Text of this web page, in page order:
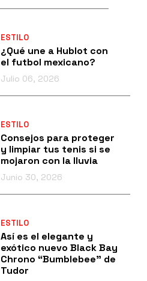
ESTILO
¿Qué une a Hublot con
el futbol mexicano?
Julio 06, 2026
ESTILO
Consejos para proteger
y limpiar tus tenis si se
mojaron con la lluvia
Junio 30, 2026
ESTILO
Así es el elegante y
exótico nuevo Black Bay
Chrono “Bumblebee” de
Tudor